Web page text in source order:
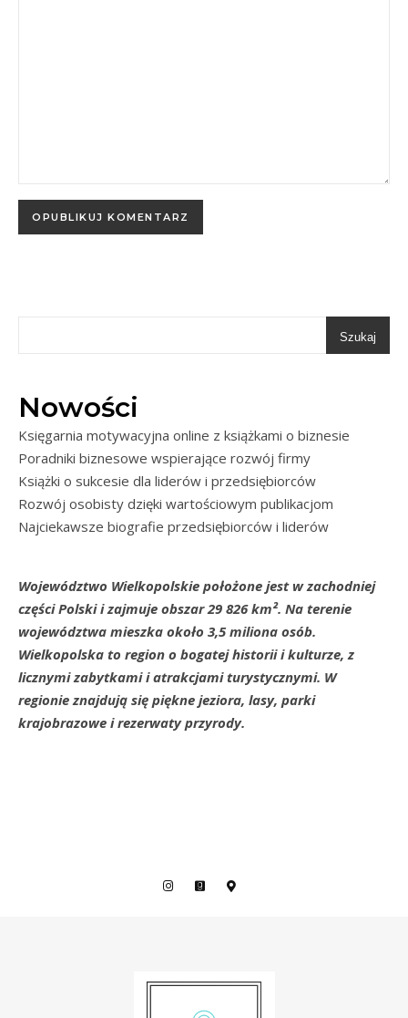
Szukaj
Nowości
Księgarnia motywacyjna online z książkami o biznesie
Poradniki biznesowe wspierające rozwój firmy
Książki o sukcesie dla liderów i przedsiębiorców
Rozwój osobisty dzięki wartościowym publikacjom
Najciekawsze biografie przedsiębiorców i liderów
Województwo Wielkopolskie położone jest w zachodniej
części Polski i zajmuje obszar 29 826 km². Na terenie
województwa mieszka około 3,5 miliona osób.
Wielkopolska to region o bogatej historii i kulturze, z
licznymi zabytkami i atrakcjami turystycznymi. W
regionie znajdują się piękne jeziora, lasy, parki
krajobrazowe i rezerwaty przyrody.